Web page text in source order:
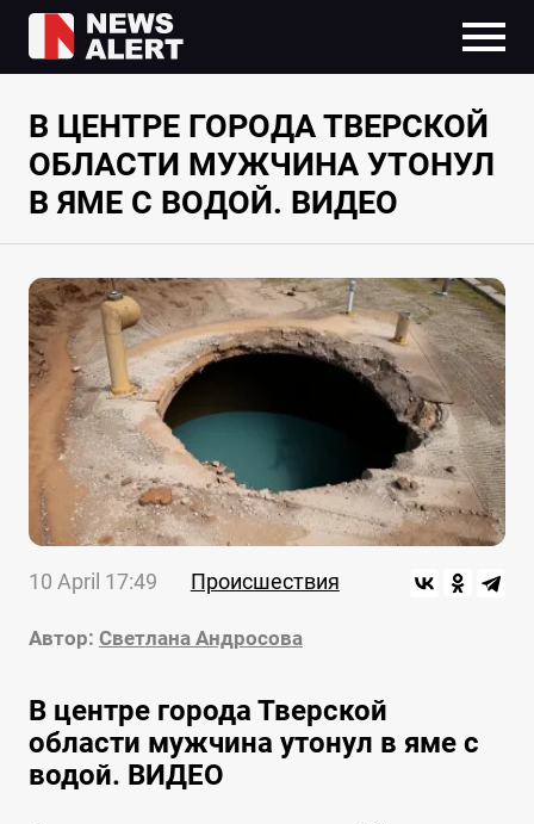
В ЦЕНТРЕ ГОРОДА ТВЕРСКОЙ
ОБЛАСТИ МУЖЧИНА УТОНУЛ
В ЯМЕ С ВОДОЙ. ВИДЕО
10 April 17:49 Происшествия
Автор: Светлана Андросова
В центре города Тверской
области мужчина утонул в яме с
водой. ВИДЕО